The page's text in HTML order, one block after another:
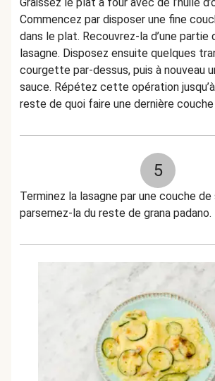
Commencez par disposer une fine
dans le plat. Recouvrez-la d’une
lasagne. Disposez ensuite quelques
courgette par-dessus, puis à nouveau
sauce. Répétez cette opération jusqu’à
reste de quoi faire une dernière
5
Terminez la lasagne par une couche de
parsemez-la du reste de grana padano.